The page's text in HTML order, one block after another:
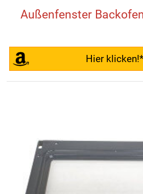
Außenfenster
Hier klicken!*